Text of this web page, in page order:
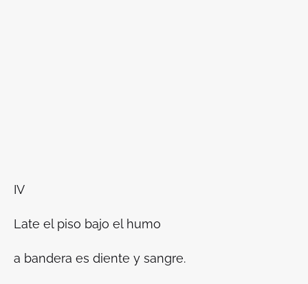
IV
Late el piso bajo el humo
a bandera es diente y sangre.